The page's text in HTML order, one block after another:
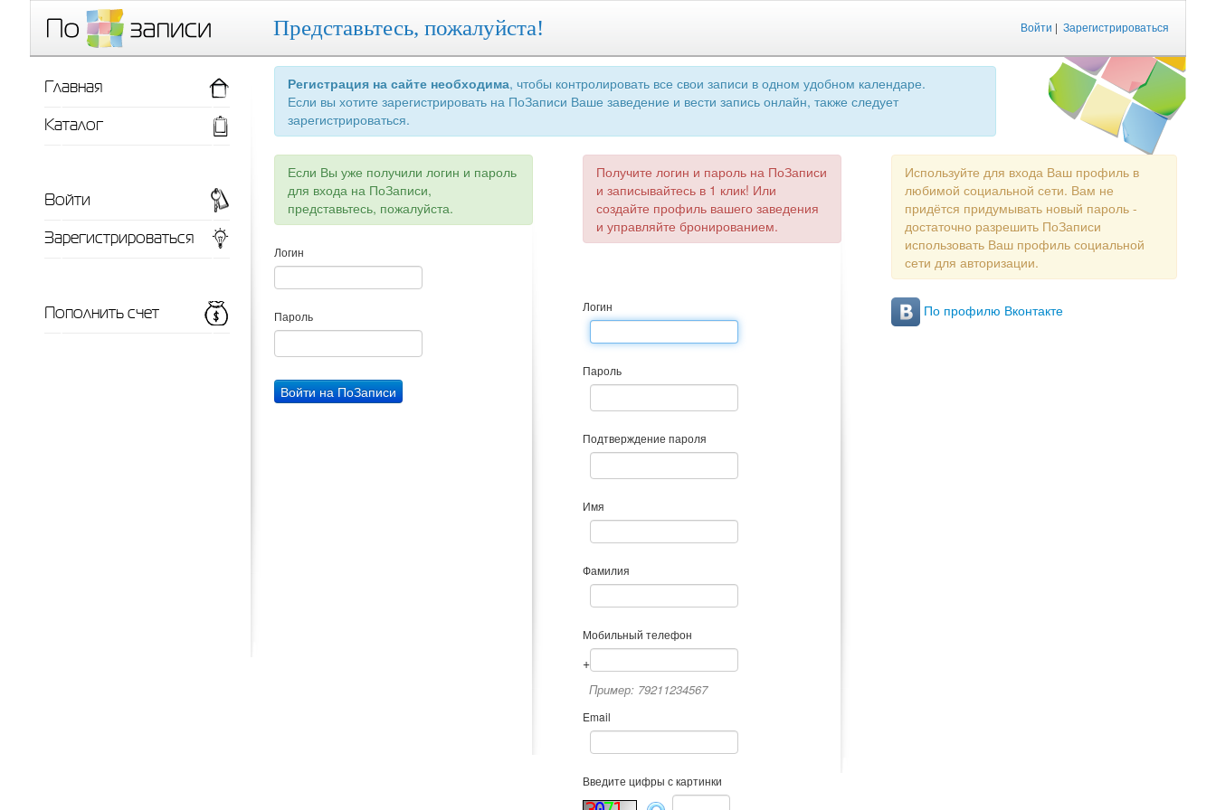
Войти | Зарегистрироваться
Представьтесь, пожалуйста!
Регистрация на сайте необходима, чтобы контролировать все свои записи в одном удобном календаре.
Если вы хотите зарегистрировать на ПоЗаписи Ваше заведение и вести запись онлайн, также следует
зарегистрироваться.
Если Вы уже получили логин и пароль
для входа на ПоЗаписи,
представьтесь, пожалуйста.
Логин
Пароль
Получите логин и пароль на ПоЗаписи
и записывайтесь в 1 клик! Или
создайте профиль вашего заведения
и управляйте бронированием.
Логин
Пароль
Подтверждение пароля
Имя
Фамилия
Мобильный телефон
+
Пример: 79211234567
Email
Введите цифры с картинки
Используйте для входа Ваш профиль в
любимой социальной сети. Вам не
придётся придумывать новый пароль -
достаточно разрешить ПоЗаписи
использовать Ваш профиль социальной
сети для авторизации.
По профилю Вконтакте
Главная
Каталог
Войти
Зарегистрироваться
Пополнить счет